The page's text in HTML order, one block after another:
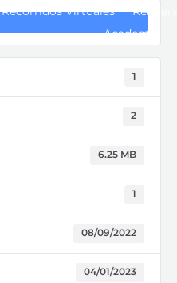
Recorridos Virtuales Renders
Academia
1
2
6.25 MB
1
08/09/2022
04/01/2023